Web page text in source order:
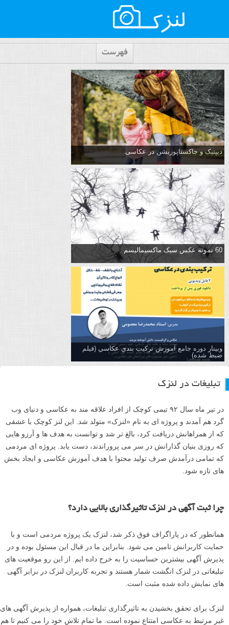
فهرست
دیپتیک و جاکستا‌پوزیشن در عکاسی
60 نمونه عکس سبک ماکسیمالیسم
وبینار دوره جامع آموزش تركيب بندي عكاسي (فیلم
ضبط شده)
تبلیغات در لنزک
در تیر ماه سال ۹۲ تیمی کوچک از افراد علاقه مند به عکاسی و دنیای وب
گرد هم آمدند و پروژه ای به نام «لنزک» متولد شد. این لنز کوچک با عشقی
که از همراهانش دریافت کرد، بالغ تر شد و توانست به هدف ها و آرزو هایی
که روزی بنیان گذارانش در سر می پروراندند، دست یابد. پروژه ای مردمی
که تمامی درآمدش صرف تولید محتوا با هدف آموزش عکاسی و ایجاد بخش
های تازه شود.
چرا ثبت آگهی در لنزک تاثیرگذاری بالایی دارد؟
همانطور که در پاراگراف فوق ذکر شد، لنزک یک پروژه مردمی است و با
حمایت کاربرانش تامین می شود. بنابراین ما در قبال این مسئول بوده و در
پذیرش آگهی بیشترین حساسیت را به خرج داده ایم. از این رو موقعیت های
تبلیغاتی در لنزک انگشت شمار هستند و تجربه کاربران لنزک در برابر آگهی
های نمایش داده شده مثبت است.
لنزک برای تحقق بخشیدن به تاثیرگذاری تبلیغات، همواره از پذیرش آگهی های
غیر مرتبط به عکاسی امتناع نموده است. ما تمام تلاش خود را می کنیم تا هم